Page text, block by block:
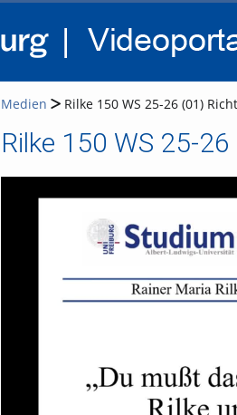
Medien Rilke 150 WS 25-26 (01)
Rilke 150 WS 25-